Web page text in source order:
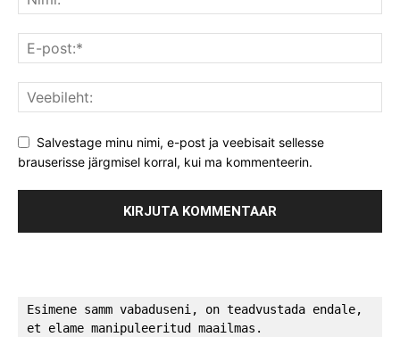
Salvestage minu nimi, e-post ja veebisait sellesse
brauserisse järgmisel korral, kui ma kommenteerin.
Esimene samm vabaduseni, on teadvustada endale,
et elame manipuleeritud maailmas.